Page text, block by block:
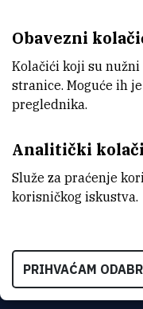
Obavezni
Kolačići koji su
stranice. Moguće ih
preglednika.
Analitički
Služe za praćenje
korisničkog iskustva.
PRIHVAĆAM